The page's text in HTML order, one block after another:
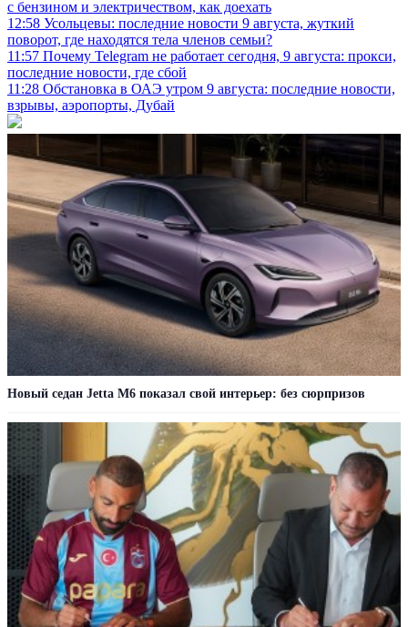
с бензином и электричеством, как доехать
12:58 Усольцевы: последние новости 9 августа, жуткий
поворот, где находятся тела членов семьи?
11:57 Почему Telegram не работает сегодня, 9 августа: прокси,
последние новости, где сбой
11:28 Обстановка в ОАЭ утром 9 августа: последние новости,
взрывы, аэропорты, Дубай
Новый седан Jetta M6 показал свой интерьер: без сюрпризов